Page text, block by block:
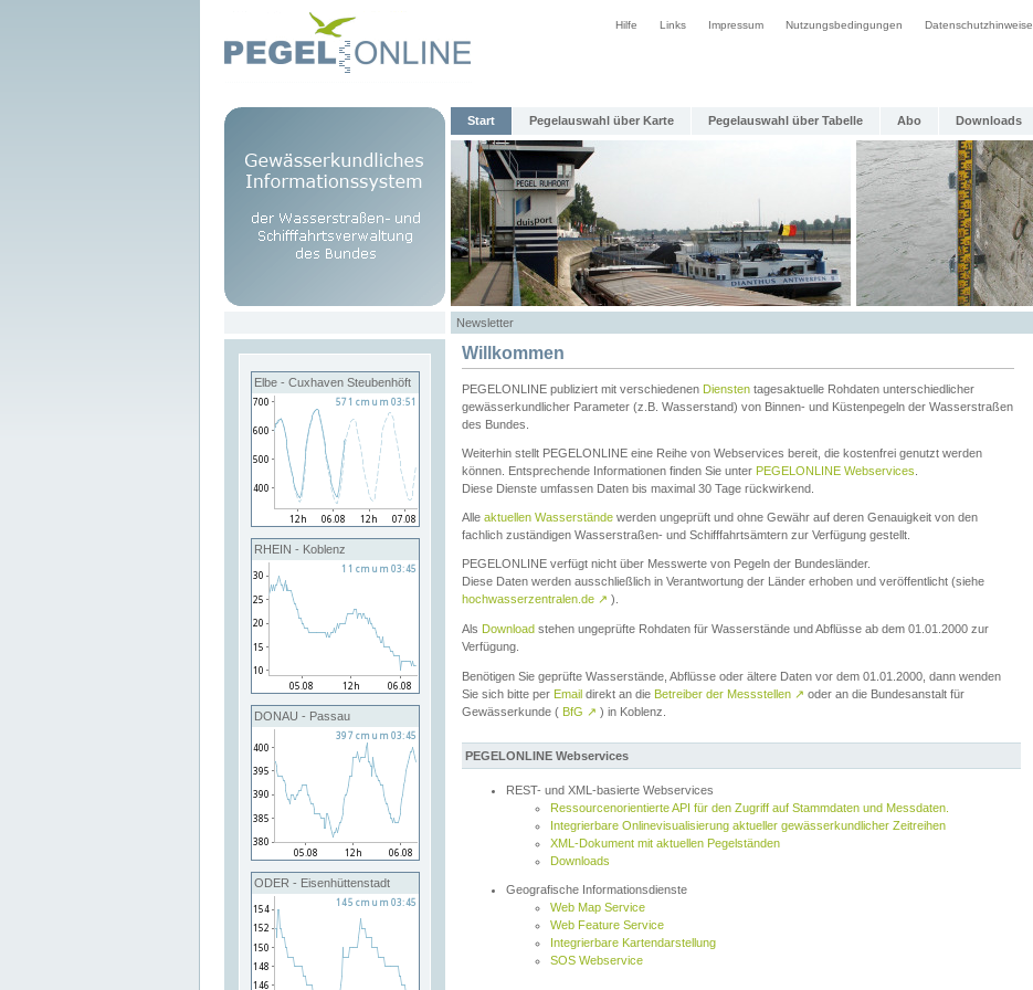
Hilfe Links Impressum Nutzungsbedingungen Datenschutzhinweise
Start Pegelauswahl über Karte Pegelauswahl über Tabelle Abo Downloads
Newsletter
Elbe - Cuxhaven Steubenhöft
RHEIN - Koblenz
DONAU - Passau
ODER - Eisenhüttenstadt
Willkommen
PEGELONLINE publiziert mit verschiedenen Diensten tagesaktuelle Rohdaten unterschiedlicher
gewässerkundlicher Parameter (z.B. Wasserstand) von Binnen- und Küstenpegeln der Wasserstraßen
des Bundes.
Weiterhin stellt PEGELONLINE eine Reihe von Webservices bereit, die kostenfrei genutzt werden
können. Entsprechende Informationen finden Sie unter PEGELONLINE Webservices
Diese Dienste umfassen Daten bis maximal 30 Tage rückwirkend.
Alle aktuellen Wasserstände werden ungeprüft und ohne Gewähr auf deren Genauigkeit von den
fachlich zuständigen Wasserstraßen- und Schifffahrtsämtern zur Verfügung gestellt.
PEGELONLINE verfügt nicht über Messwerte von Pegeln der Bundesländer.
Diese Daten werden ausschließlich in Verantwortung der Länder erhoben und veröffentlicht (siehe
hochwasserzentralen.de ↗ ).
Als Download stehen ungeprüfte Rohdaten für Wasserstände und Abflüsse ab dem 01.01.2000 zur
Verfügung.
Benötigen Sie geprüfte Wasserstände, Abflüsse oder ältere Daten vor dem 01.01.2000, dann wenden
Sie sich bitte per Email direkt an die Betreiber der Messstellen ↗ oder an die Bundesanstalt für
Gewässerkunde ( BfG ↗ ) in Koblenz.
PEGELONLINE Webservices
REST- und XML-basierte Webservices
Ressourcenorientierte API für den Zugriff auf Stammdaten und Messdaten.
Integrierbare Onlinevisualisierung aktueller gewässerkundlicher Zeitreihen
XML-Dokument mit aktuellen Pegelständen
Downloads
Geografische Informationsdienste
Web Map Service
Web Feature Service
Integrierbare Kartendarstellung
SOS Webservice